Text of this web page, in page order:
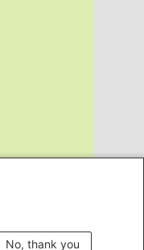
No, thank you